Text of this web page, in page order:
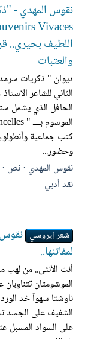
نقوس المهدي -
اللطيف بحيري..
والعتبات
الثاني للشاعر
الحافل الذي يشمل
كتب جماعية
وحضور...
نقوس المهدي نص
نقد أدبي
شعر إيروسي
لمفاتنها..
أنت الأنثى.. من لهب
الموشومتان
ناوشتا سهواً خد
الشفيف على الجسد
على السواد المسبل